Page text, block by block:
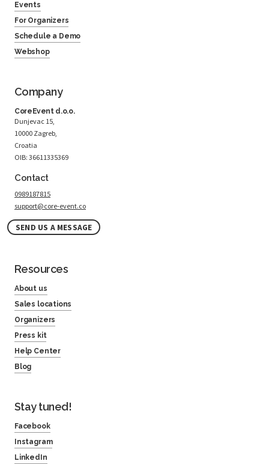
Events
For Organizers
Schedule a Demo
Webshop
Company
CoreEvent d.o.o.
Dunjevac 15,
10000 Zagreb,
Croatia
OIB: 36611335369
Contact
0989187815
support@core-event.co
SEND US A MESSAGE
Resources
About us
Sales locations
Organizers
Press kit
Help Center
Blog
Stay tuned!
Facebook
Instagram
LinkedIn